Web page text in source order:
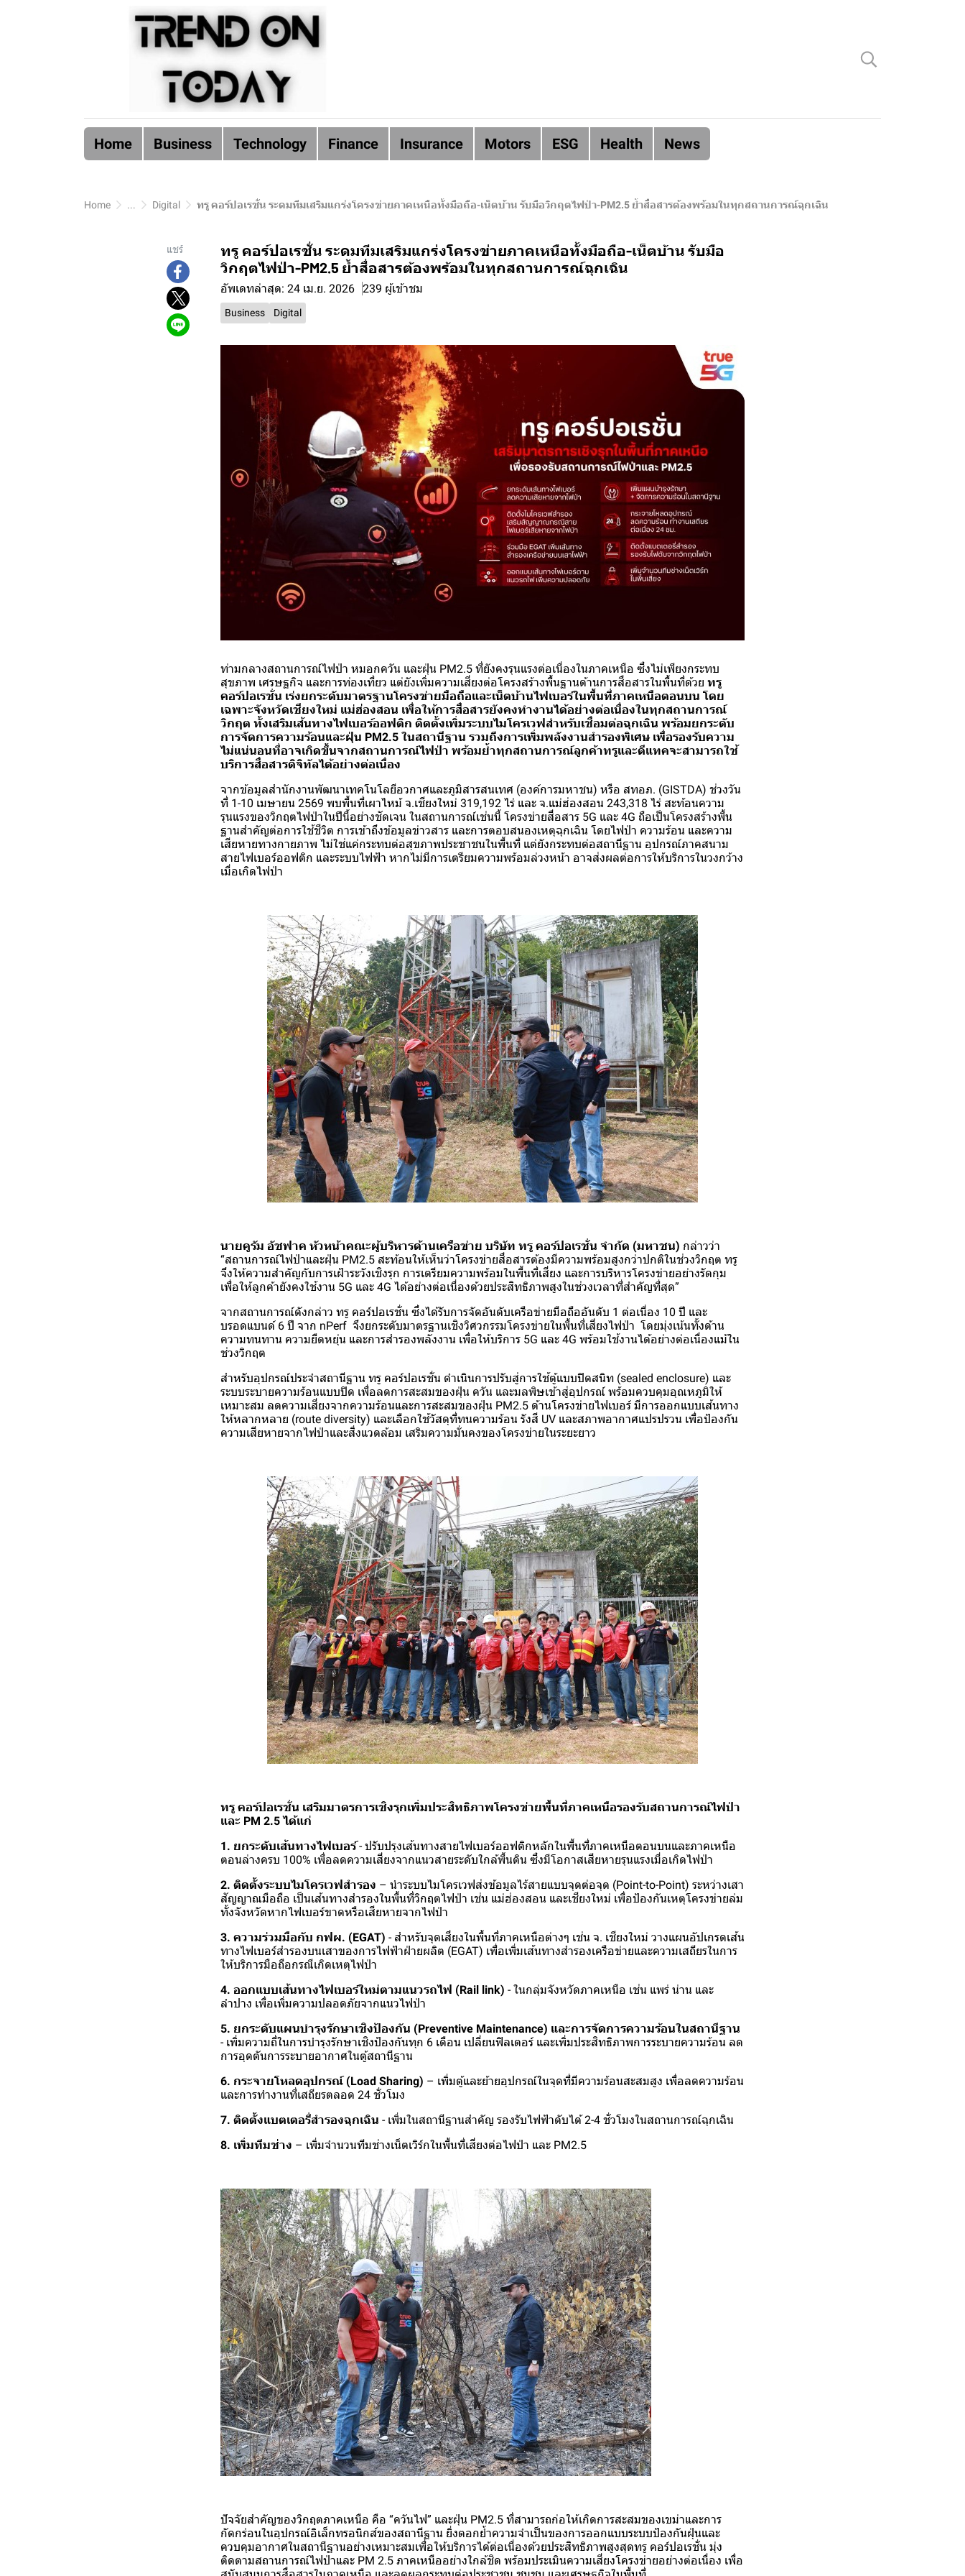
Home Business Technology Finance Insurance Motors ESG Health News
Home ... Digital ทรู คอร์ปอเรชั่น ระดมทีมเสริมแกร่งโครงข่ายภาคเหนือทั้งมือถือ-เน็ตบ้าน รับมือวิกฤตไฟป่า-PM2.5 ย้ำสื่อสารต้องพร้อมในทุกสถานการณ์ฉุกเฉิน
แชร์
ทรู คอร์ปอเรชั่น ระดมทีมเสริมแกร่งโครงข่ายภาคเหนือทั้งมือถือ-เน็ตบ้าน รับมือ
วิกฤตไฟป่า-PM2.5 ย้ำสื่อสารต้องพร้อมในทุกสถานการณ์ฉุกเฉิน
อัพเดทล่าสุด: 24 เม.ย. 2026 239 ผู้เข้าชม
Business Digital
ท่ามกลางสถานการณ์ไฟป่า หมอกควัน และฝุ่น PM2.5 ที่ยังคงรุนแรงต่อเนื่องในภาคเหนือ ซึ่งไม่เพียงกระทบ
สุขภาพ เศรษฐกิจ และการท่องเที่ยว แต่ยังเพิ่มความเสี่ยงต่อโครงสร้างพื้นฐานด้านการสื่อสารในพื้นที่ด้วย ทรู
คอร์ปอเรชั่น เร่งยกระดับมาตรฐานโครงข่ายมือถือและเน็ตบ้านไฟเบอร์ในพื้นที่ภาคเหนือตอนบน โดย
เฉพาะจังหวัดเชียงใหม่ แม่ฮ่องสอน เพื่อให้การสื่อสารยังคงทำงานได้อย่างต่อเนื่องในทุกสถานการณ์
วิกฤต ทั้งเสริมเส้นทางไฟเบอร์ออฟติก ติดตั้งเพิ่มระบบไมโครเวฟสำหรับเชื่อมต่อฉุกเฉิน พร้อมยกระดับ
การจัดการความร้อนและฝุ่น PM2.5 ในสถานีฐาน รวมถึงการเพิ่มพลังงานสำรองพิเศษ เพื่อรองรับความ
ไม่แน่นอนที่อาจเกิดขึ้นจากสถานการณ์ไฟป่า พร้อมย้ำทุกสถานการณ์ลูกค้าทรูและดีแทคจะสามารถใช้
บริการสื่อสารดิจิทัลได้อย่างต่อเนื่อง
จากข้อมูลสำนักงานพัฒนาเทคโนโลยีอวกาศและภูมิสารสนเทศ (องค์การมหาชน) หรือ สทอภ. (GISTDA) ช่วงวัน
ที่ 1-10 เมษายน 2569 พบพื้นที่เผาไหม้ จ.เชียงใหม่ 319,192 ไร่ และ จ.แม่ฮ่องสอน 243,318 ไร่ สะท้อนความ
รุนแรงของวิกฤตไฟป่าในปีนี้อย่างชัดเจน ในสถานการณ์เช่นนี้ โครงข่ายสื่อสาร 5G และ 4G ถือเป็นโครงสร้างพื้น
ฐานสำคัญต่อการใช้ชีวิต การเข้าถึงข้อมูลข่าวสาร และการตอบสนองเหตุฉุกเฉิน โดยไฟป่า ความร้อน และความ
เสียหายทางกายภาพ ไม่ใช่แค่กระทบต่อสุขภาพประชาชนในพื้นที่ แต่ยังกระทบต่อสถานีฐาน อุปกรณ์ภาคสนาม
สายไฟเบอร์ออฟติก และระบบไฟฟ้า หากไม่มีการเตรียมความพร้อมล่วงหน้า อาจส่งผลต่อการให้บริการในวงกว้าง
เมื่อเกิดไฟป่า
นายคูรัม อัชฟาค หัวหน้าคณะผู้บริหารด้านเครือข่าย บริษัท ทรู คอร์ปอเรชั่น จำกัด (มหาชน) กล่าวว่า
“สถานการณ์ไฟป่าและฝุ่น PM2.5 สะท้อนให้เห็นว่าโครงข่ายสื่อสารต้องมีความพร้อมสูงกว่าปกติในช่วงวิกฤต ทรู
จึงให้ความสำคัญกับการเฝ้าระวังเชิงรุก การเตรียมความพร้อมในพื้นที่เสี่ยง และการบริหารโครงข่ายอย่างรัดกุม
เพื่อให้ลูกค้ายังคงใช้งาน 5G และ 4G ได้อย่างต่อเนื่องด้วยประสิทธิภาพสูงในช่วงเวลาที่สำคัญที่สุด”
จากสถานการณ์ดังกล่าว ทรู คอร์ปอเรชั่น ซึ่งได้รับการจัดอันดับเครือข่ายมือถืออันดับ 1 ต่อเนื่อง 10 ปี และ
บรอดแบนด์ 6 ปี จาก nPerf จึงยกระดับมาตรฐานเชิงวิศวกรรมโครงข่ายในพื้นที่เสี่ยงไฟป่า โดยมุ่งเน้นทั้งด้าน
ความทนทาน ความยืดหยุ่น และการสำรองพลังงาน เพื่อให้บริการ 5G และ 4G พร้อมใช้งานได้อย่างต่อเนื่องแม้ใน
ช่วงวิกฤต
สำหรับอุปกรณ์ประจำสถานีฐาน ทรู คอร์ปอเรชั่น ดำเนินการปรับสู่การใช้ตู้แบบปิดสนิท (sealed enclosure) และ
ระบบระบายความร้อนแบบปิด เพื่อลดการสะสมของฝุ่น ควัน และมลพิษเข้าสู่อุปกรณ์ พร้อมควบคุมอุณหภูมิให้
เหมาะสม ลดความเสี่ยงจากความร้อนและการสะสมของฝุ่น PM2.5 ด้านโครงข่ายไฟเบอร์ มีการออกแบบเส้นทาง
ให้หลากหลาย (route diversity) และเลือกใช้วัสดุที่ทนความร้อน รังสี UV และสภาพอากาศแปรปรวน เพื่อป้องกัน
ความเสียหายจากไฟป่าและสิ่งแวดล้อม เสริมความมั่นคงของโครงข่ายในระยะยาว
ทรู คอร์ปอเรชั่น เสริมมาตรการเชิงรุกเพิ่มประสิทธิภาพโครงข่ายพื้นที่ภาคเหนือรองรับสถานการณ์ไฟป่า
และ PM 2.5 ได้แก่
1. ยกระดับเส้นทางไฟเบอร์- ปรับปรุงเส้นทางสายไฟเบอร์ออฟติกหลักในพื้นที่ภาคเหนือตอนบนและภาคเหนือ
ตอนล่างครบ 100% เพื่อลดความเสี่ยงจากแนวสายระดับใกล้พื้นดิน ซึ่งมีโอกาสเสียหายรุนแรงเมื่อเกิดไฟป่า
2. ติดตั้งระบบไมโครเวฟสำรอง – นำระบบไมโครเวฟส่งข้อมูลไร้สายแบบจุดต่อจุด (Point-to-Point) ระหว่างเสา
สัญญาณมือถือ เป็นเส้นทางสำรองในพื้นที่วิกฤตไฟป่า เช่น แม่ฮ่องสอน และเชียงใหม่ เพื่อป้องกันเหตุโครงข่ายล่ม
ทั้งจังหวัดหากไฟเบอร์ขาดหรือเสียหายจากไฟป่า
3. ความร่วมมือกับ กฟผ. (EGAT) - สำหรับจุดเสี่ยงในพื้นที่ภาคเหนือต่างๆ เช่น จ. เชียงใหม่ วางแผนอัปเกรดเส้น
ทางไฟเบอร์สำรองบนเสาของการไฟฟ้าฝ่ายผลิต (EGAT) เพื่อเพิ่มเส้นทางสำรองเครือข่ายและความเสถียรในการ
ให้บริการมือถือกรณีเกิดเหตุไฟป่า
4. ออกแบบเส้นทางไฟเบอร์ใหม่ตามแนวรถไฟ (Rail link) - ในกลุ่มจังหวัดภาคเหนือ เช่น แพร่ น่าน และ
ลำปาง เพื่อเพิ่มความปลอดภัยจากแนวไฟป่า
5. ยกระดับแผนบำรุงรักษาเชิงป้องกัน (Preventive Maintenance) และการจัดการความร้อนในสถานีฐาน
- เพิ่มความถี่ในการบำรุงรักษาเชิงป้องกันทุก 6 เดือน เปลี่ยนฟิลเตอร์ และเพิ่มประสิทธิภาพการระบายความร้อน ลด
การอุดตันการระบายอากาศในตู้สถานีฐาน
6. กระจายโหลดอุปกรณ์ (Load Sharing) – เพิ่มตู้และย้ายอุปกรณ์ในจุดที่มีความร้อนสะสมสูง เพื่อลดความร้อน
และการทำงานที่เสถียรตลอด 24 ชั่วโมง
7. ติดตั้งแบตเตอรี่สำรองฉุกเฉิน - เพิ่มในสถานีฐานสำคัญ รองรับไฟฟ้าดับได้ 2-4 ชั่วโมงในสถานการณ์ฉุกเฉิน
8. เพิ่มทีมช่าง – เพิ่มจำนวนทีมช่างเน็ตเวิร์กในพื้นที่เสี่ยงต่อไฟป่า และ PM2.5
ปัจจัยสำคัญของวิกฤตภาคเหนือ คือ “ควันไฟ” และฝุ่น PM2.5 ที่สามารถก่อให้เกิดการสะสมของเขม่าและการ
กัดกร่อนในอุปกรณ์อิเล็กทรอนิกส์ของสถานีฐาน ยิ่งตอกย้ำความจำเป็นของการออกแบบระบบป้องกันฝุ่นและ
ควบคุมอากาศในสถานีฐานอย่างเหมาะสมเพื่อให้บริการได้ต่อเนื่องด้วยประสิทธิภาพสูงสุดทรู คอร์ปอเรชั่น มุ่ง
ติดตามสถานการณ์ไฟป่าและ PM 2.5 ภาคเหนืออย่างใกล้ชิด พร้อมประเมินความเสี่ยงโครงข่ายอย่างต่อเนื่อง เพื่อ